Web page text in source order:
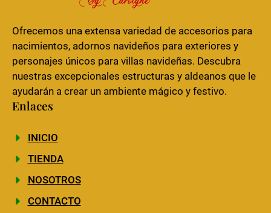
Ofrecemos una extensa variedad de accesorios para
nacimientos, adornos navideños para exteriores y
personajes únicos para villas navideñas. Descubra
nuestras excepcionales estructuras y aldeanos que le
ayudarán a crear un ambiente mágico y festivo.
Enlaces
INICIO
TIENDA
NOSOTROS
CONTACTO